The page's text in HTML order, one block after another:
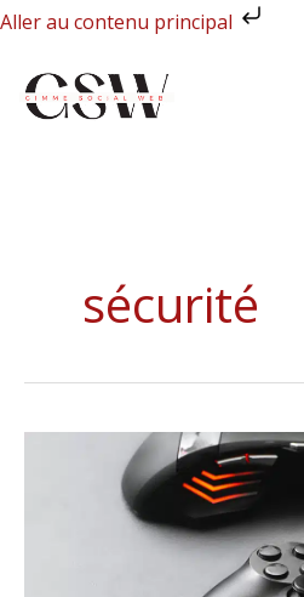
Aller au contenu principal
Aller
contenu
sécurité